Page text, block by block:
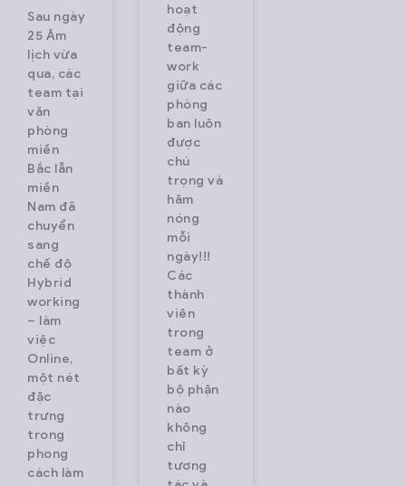
Sau ngày
25 Âm
lịch vừa
qua, các
team tại
văn
phòng
miền
Bắc lẫn
miền
Nam đã
chuyển
sang
chế độ
Hybrid
working
– làm
việc
Online,
một nét
đặc
trưng
trong
phong
cách làm
hoạt
động
team-
work
giữa các
phòng
ban luôn
được
chú
trọng và
hâm
nóng
mỗi
ngày!!!
Các
thành
viên
trong
team ở
bất kỳ
bộ phận
nào
không
chỉ
tương